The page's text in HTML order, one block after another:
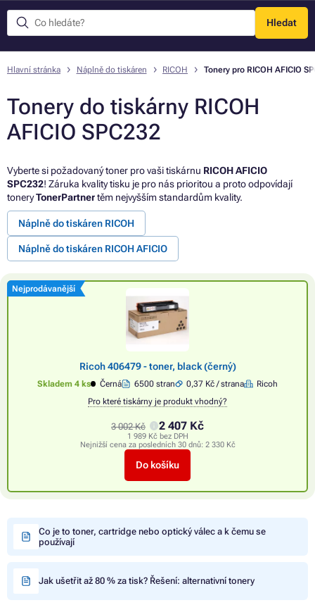
Hledat
Menu
Hlavní stránka Náplně do tiskáren RICOH Tonery pro RICOH AFICIO
Tonery do tiskárny RICOH
AFICIO SPC232
Vyberte si požadovaný toner pro vaši tiskárnu RICOH AFICIO
SPC232! Záruka kvality tisku je pro nás prioritou a proto odpovídají
toneryTonerPartnertěm nejvyšším standardům kvality.
Náplně do tiskáren RICOH
Náplně do tiskáren RICOH AFICIO
Nejprodávanější
Ricoh 406479 - toner, black (černý)
Skladem 4 ks Černá 6500 stran 0,37 Kč / strana
Ricoh
Pro které tiskárny je produkt vhodný?
3 002 Kč 2 407 Kč
1 989 Kč bez DPH
Nejnižší cena za posledních 30 dnů: 2 330 Kč
Do košíku
Co je to toner, cartridge nebo optický válec a k čemu se
používají
Jak ušetřit až 80 % za tisk? Řešení: alternativní tonery